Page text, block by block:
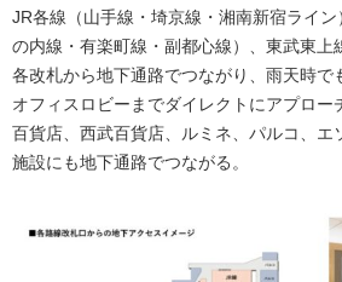
JR各線（山手線・埼京線・湘南新宿ライ
の内線・有楽町線・副都心線）、東武東上
各改札から地下通路でつながり、雨天時で
オフィスロビーまでダイレクトにアプロー
百貨店、西武百貨店、ルミネ、パルコ、エ
施設にも地下通路でつながる。